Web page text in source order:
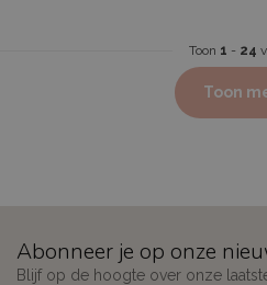
Toon 1 - 24
Toon
Abonneer je op onze
Blijf op de hoogte over onze